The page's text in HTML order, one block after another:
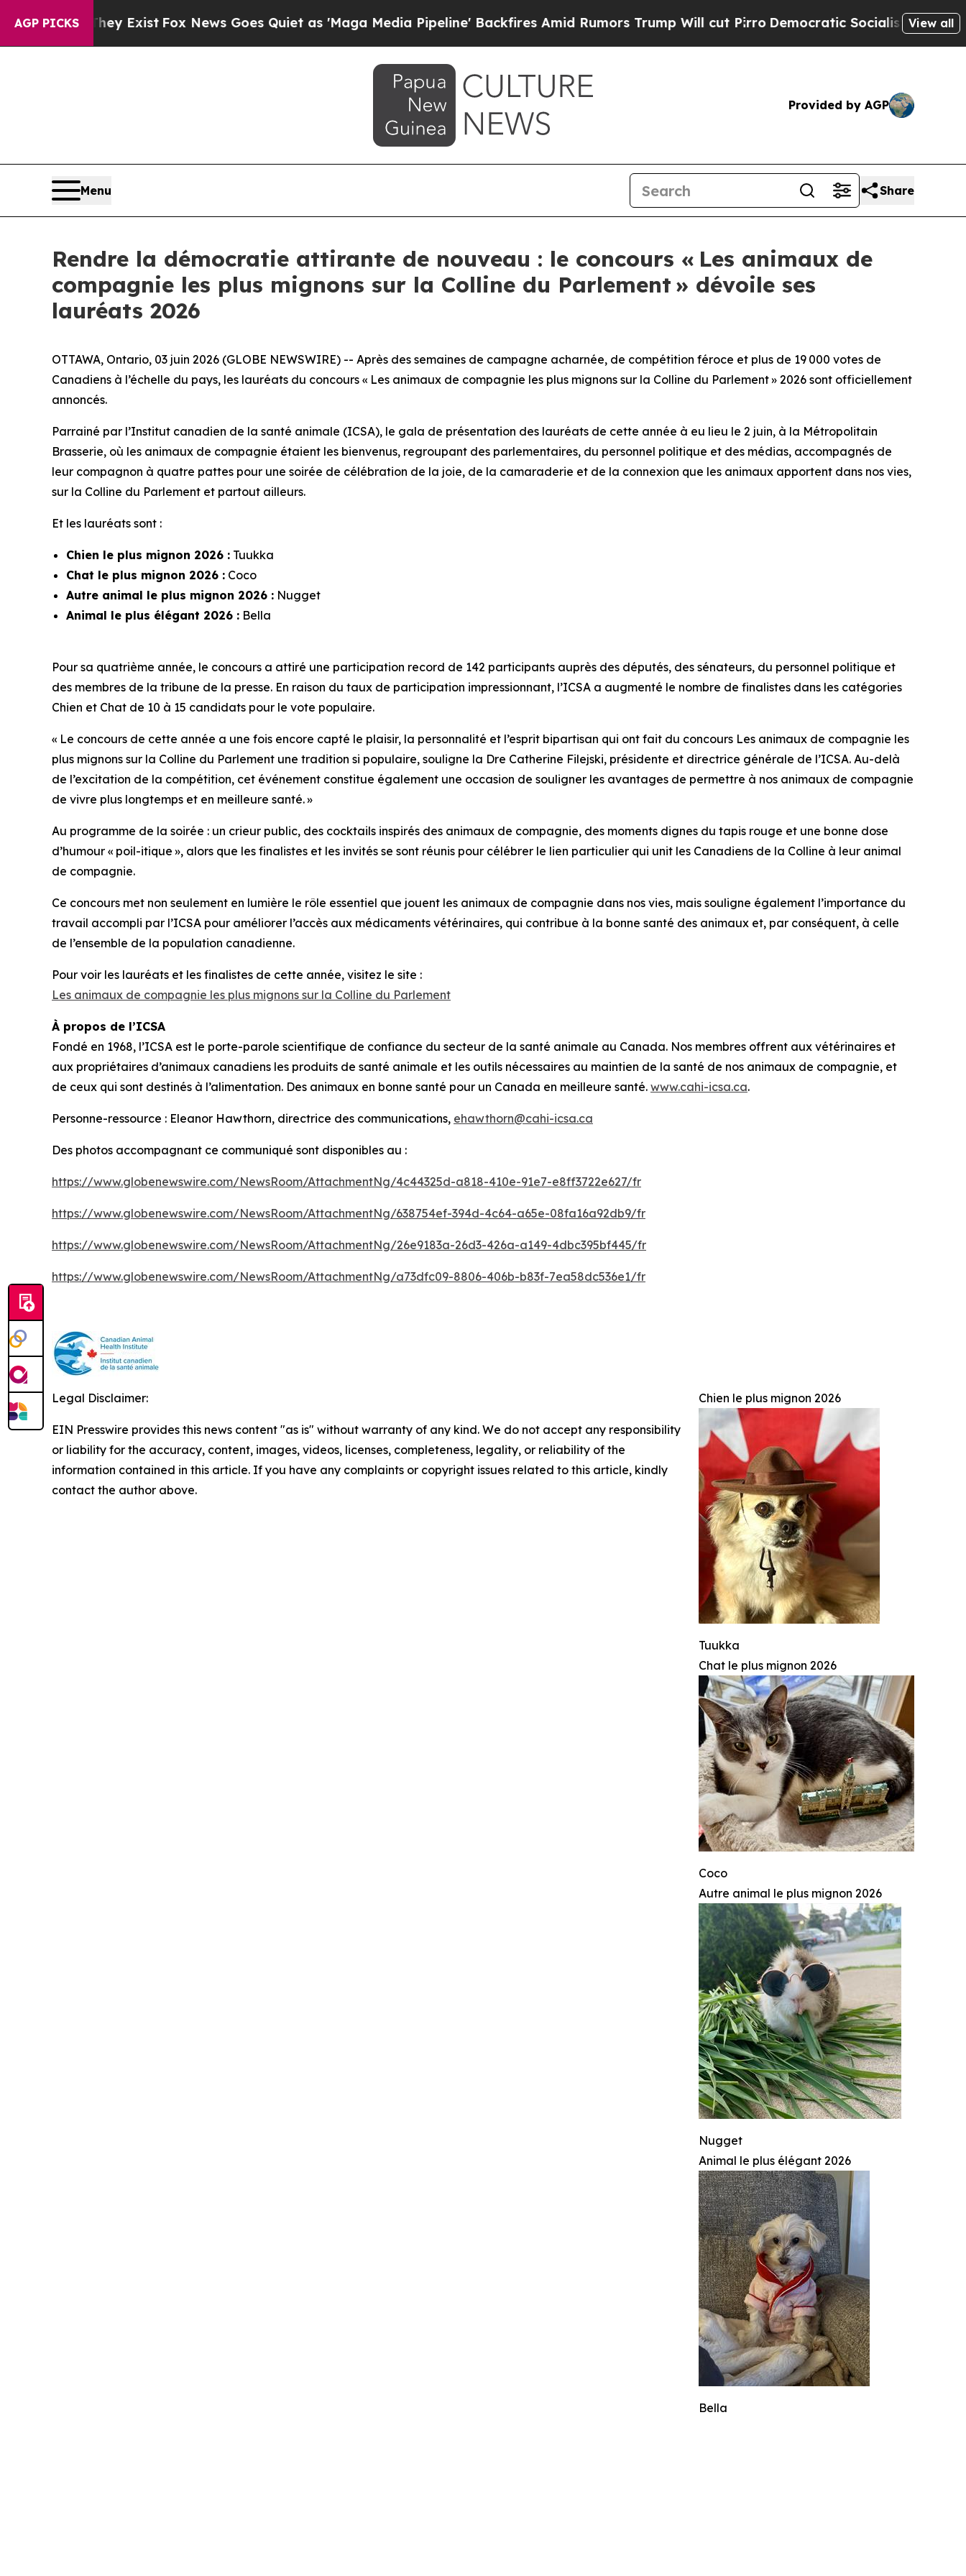
AGP PICKS
ExistFox News Goes Quiet as 'Maga Media Pipeline' Backfires Amid Rumors Trump Will cut PirroDemocratic Socialists of America Propose
View all
Provided by AGP
Menu Share
Rendre la démocratie attirante de nouveau : le concours « Les animaux de
compagnie les plus mignons sur la Colline du Parlement » dévoile ses
lauréats 2026
OTTAWA, Ontario, 03 juin 2026 (GLOBE NEWSWIRE) -- Après des semaines de campagne acharnée, de compétition féroce et plus de 19 000 votes de
Canadiens à l’échelle du pays, les lauréats du concours « Les animaux de compagnie les plus mignons sur la Colline du Parlement » 2026 sont officiellement
annoncés.
Parrainé par l’Institut canadien de la santé animale (ICSA), le gala de présentation des lauréats de cette année à eu lieu le 2 juin, à la Métropolitain
Brasserie, où les animaux de compagnie étaient les bienvenus, regroupant des parlementaires, du personnel politique et des médias, accompagnés de
leur compagnon à quatre pattes pour une soirée de célébration de la joie, de la camaraderie et de la connexion que les animaux apportent dans nos vies,
sur la Colline du Parlement et partout ailleurs.
Et les lauréats sont :
Chien le plus mignon 2026 : Tuukka
Chat le plus mignon 2026 : Coco
Autre animal le plus mignon 2026 : Nugget
Animal le plus élégant 2026 : Bella
Pour sa quatrième année, le concours a attiré une participation record de 142 participants auprès des députés, des sénateurs, du personnel politique et
des membres de la tribune de la presse. En raison du taux de participation impressionnant, l’ICSA a augmenté le nombre de finalistes dans les catégories
Chien et Chat de 10 à 15 candidats pour le vote populaire.
« Le concours de cette année a une fois encore capté le plaisir, la personnalité et l’esprit bipartisan qui ont fait du concours Les animaux de compagnie les
plus mignons sur la Colline du Parlement une tradition si populaire, souligne la Dre Catherine Filejski, présidente et directrice générale de l’ICSA. Au-delà
de l’excitation de la compétition, cet événement constitue également une occasion de souligner les avantages de permettre à nos animaux de compagnie
de vivre plus longtemps et en meilleure santé. »
Au programme de la soirée : un crieur public, des cocktails inspirés des animaux de compagnie, des moments dignes du tapis rouge et une bonne dose
d’humour « poil-itique », alors que les finalistes et les invités se sont réunis pour célébrer le lien particulier qui unit les Canadiens de la Colline à leur animal
de compagnie.
Ce concours met non seulement en lumière le rôle essentiel que jouent les animaux de compagnie dans nos vies, mais souligne également l’importance du
travail accompli par l’ICSA pour améliorer l’accès aux médicaments vétérinaires, qui contribue à la bonne santé des animaux et, par conséquent, à celle
de l’ensemble de la population canadienne.
Pour voir les lauréats et les finalistes de cette année, visitez le site :
Les animaux de compagnie les plus mignons sur la Colline du Parlement
À propos de l’ICSA
Fondé en 1968, l’ICSA est le porte-parole scientifique de confiance du secteur de la santé animale au Canada. Nos membres offrent aux vétérinaires et
aux propriétaires d’animaux canadiens les produits de santé animale et les outils nécessaires au maintien de la santé de nos animaux de compagnie, et
de ceux qui sont destinés à l’alimentation. Des animaux en bonne santé pour un Canada en meilleure santé. www.cahi-icsa.ca.
Personne-ressource : Eleanor Hawthorn, directrice des communications, ehawthorn@cahi-icsa.ca
Des photos accompagnant ce communiqué sont disponibles au :
https://www.globenewswire.com/NewsRoom/AttachmentNg/4c44325d-a818-410e-91e7-e8ff3722e627/fr
https://www.globenewswire.com/NewsRoom/AttachmentNg/638754ef-394d-4c64-a65e-08fa16a92db9/fr
https://www.globenewswire.com/NewsRoom/AttachmentNg/26e9183a-26d3-426a-a149-4dbc395bf445/fr
https://www.globenewswire.com/NewsRoom/AttachmentNg/a73dfc09-8806-406b-b83f-7ea58dc536e1/fr
Chien le plus mignon 2026
Tuukka
Chat le plus mignon 2026
Coco
Autre animal le plus mignon 2026
Nugget
Animal le plus élégant 2026
Bella
Legal Disclaimer:
EIN Presswire provides this news content "as is" without warranty of any kind. We do not accept any responsibility
or liability for the accuracy, content, images, videos, licenses, completeness, legality, or reliability of the
information contained in this article. If you have any complaints or copyright issues related to this article, kindly
contact the author above.